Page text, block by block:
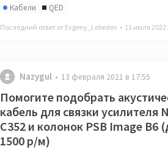
Кабели QED
Последний ответ от Evgeny_Lebedev • 11 июля 2022
Nazygul 13 февраля 2021 в 17:55
Помогите подобрать
кабель для связки усилителя
C352 и колонок PSB Image B6
1500 р/м)